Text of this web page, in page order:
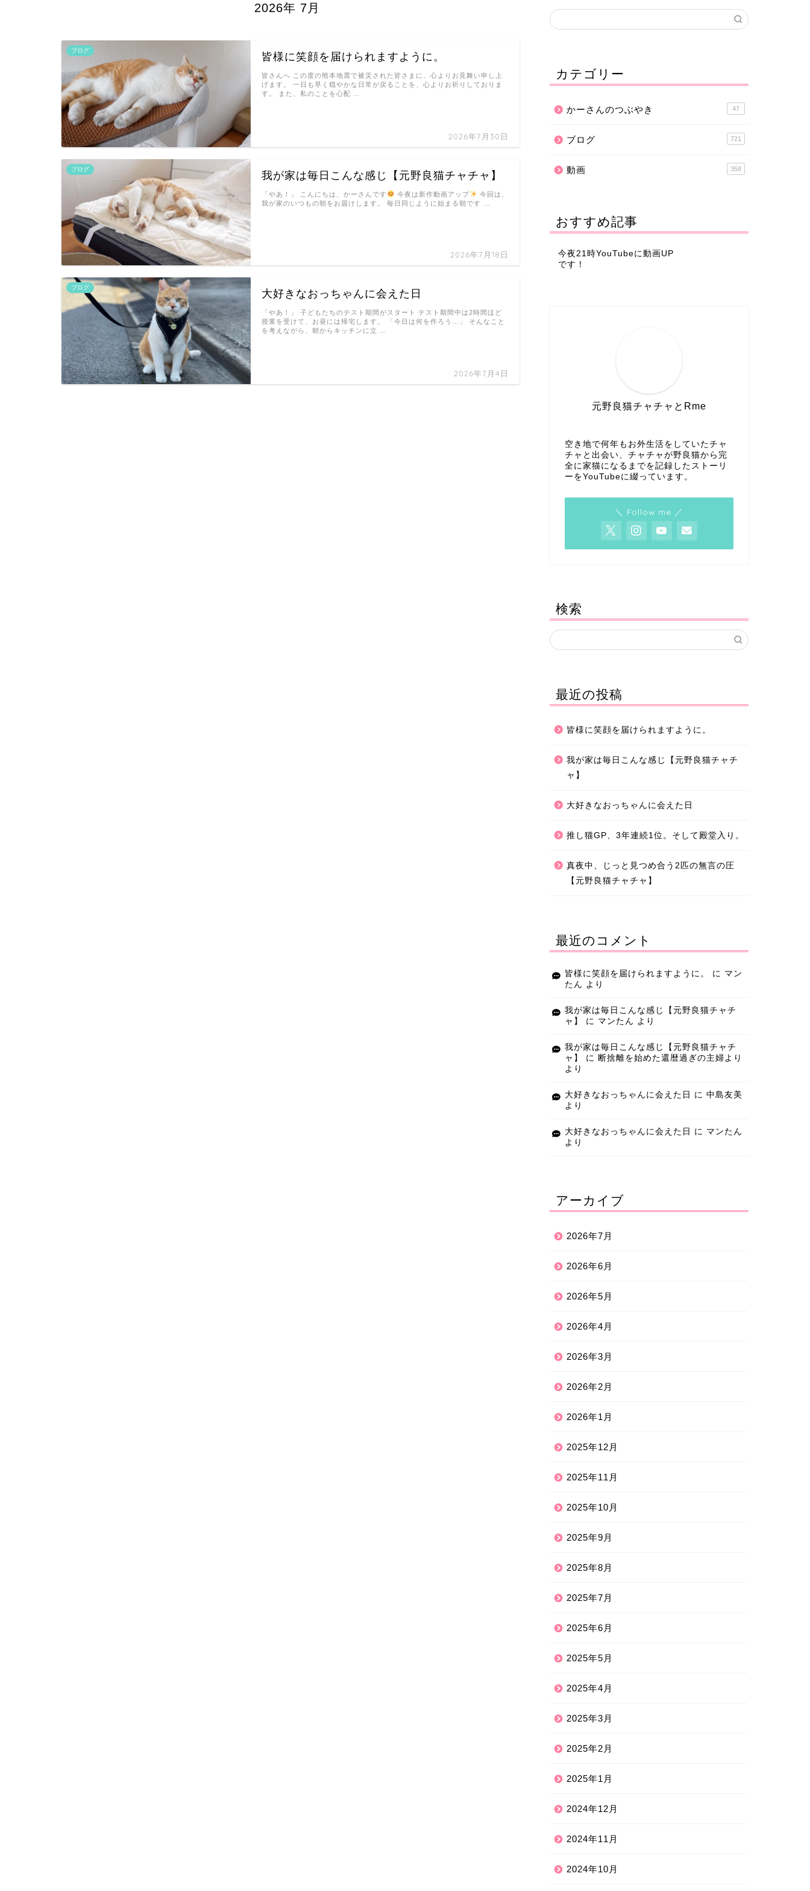
2026年 7月
ブログ
皆様に笑顔を届けられますように。
2026年7月30日
皆さんへ この度の熊本地震で被災された皆さまに、心よりお見舞い申し上
げます。 一日も早く穏やかな日常が戻ることを、心よりお祈りしておりま
す。 また、私のことを心配 …
ブログ
我が家は毎日こんな感じ【元野良猫チャチャ】
2026年7月18日
「やあ！」 こんにちは、かーさんです 今夜は新作動画アップ
今回は、
我が家のいつもの朝をお届けします。 毎日同じように始まる朝です …
ブログ
大好きなおっちゃんに会えた日
2026年7月4日
「やあ！」 子どもたちのテスト期間がスタート テスト期間中は2時間ほど
授業を受けて、お昼には帰宅します。 「今日は何を作ろう…」 そんなこと
を考えながら、朝からキッチンに立 …
カテゴリー
かーさんのつぶやき 47
ブログ 721
動画 358
おすすめ記事
今夜21時YouTubeに動画UP
です！
元野良猫チャチャとRme
空き地で何年もお外生活をしていたチャ
チャと出会い、チャチャが野良猫から完
全に家猫になるまでを記録したストーリ
ーをYouTubeに綴っています。
＼ Follow me ／
検索
最近の投稿
皆様に笑顔を届けられますように。
我が家は毎日こんな感じ【元野良猫チャチ
ャ】
大好きなおっちゃんに会えた日
推し猫GP、3年連続1位。そして殿堂入り。
真夜中、じっと見つめ合う2匹の無言の圧
【元野良猫チャチャ】
最近のコメント
皆様に笑顔を届けられますように。 に マン
たん より
我が家は毎日こんな感じ【元野良猫チャチ
ャ】
に マンたん より
我が家は毎日こんな感じ【元野良猫チャチ
ャ】
に 断捨離を始めた還暦過ぎの主婦より
より
大好きなおっちゃんに会えた日 に 中島友美
より
大好きなおっちゃんに会えた日 に マンたん
より
アーカイブ
2026年7月
2026年6月
2026年5月
2026年4月
2026年3月
2026年2月
2026年1月
2025年12月
2025年11月
2025年10月
2025年9月
2025年8月
2025年7月
2025年6月
2025年5月
2025年4月
2025年3月
2025年2月
2025年1月
2024年12月
2024年11月
2024年10月